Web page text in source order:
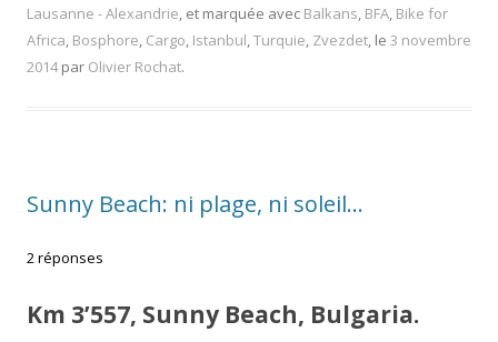
Lausanne - Alexandrie, et marquée avec Balkans, BFA, Bike for
Africa, Bosphore, Cargo, Istanbul,Turquie, Zvezdet, le 3 novembre
2014 par Olivier Rochat.
Sunny Beach: ni plage, ni soleil…
2 réponses
Km 3’557, Sunny Beach, Bulgaria.